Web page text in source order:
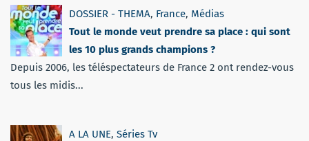
DOSSIER - THEMA, France, Médias
Tout le monde veut prendre sa place : qui sont
les 10 plus grands champions ?
Depuis 2006, les téléspectateurs de France 2 ont rendez-vous
tous les midis...
A LA UNE, Séries Tv